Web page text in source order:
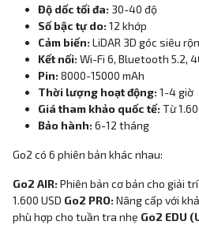
Độ dốc tối đa: 30-40 độ
Số bậc tự do: 12 khớp
Cảm biến: LiDAR 3D góc siêu
Kết nối: Wi-Fi 6, Bluetooth 5.2,
Pin: 8000-15000 mAh
Thời lượng hoạt động: 1-4 giờ
Giá tham khảo quốc tế: Từ
Bảo hành: 6-12 tháng
Go2 có 6 phiên bản khác nhau:
Go2 AIR: Phiên bản cơ bản cho giải
1.600 USD Go2 PRO: Nâng cấp với
phù hợp cho tuần tra nhẹ Go2 EDU